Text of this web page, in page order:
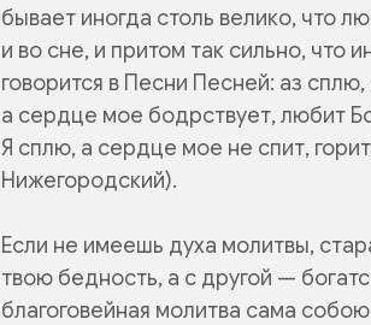
бывает иногда столь велико, что
и во сне, и притом так сильно, что
говорится в Песни Песней: аз
а сердце мое бодрствует, любит
Я сплю, а сердце мое не спит,
Нижегородский).
Если не имеешь духа молитвы,
твою бедность, а с другой —
благоговейная молитва сама